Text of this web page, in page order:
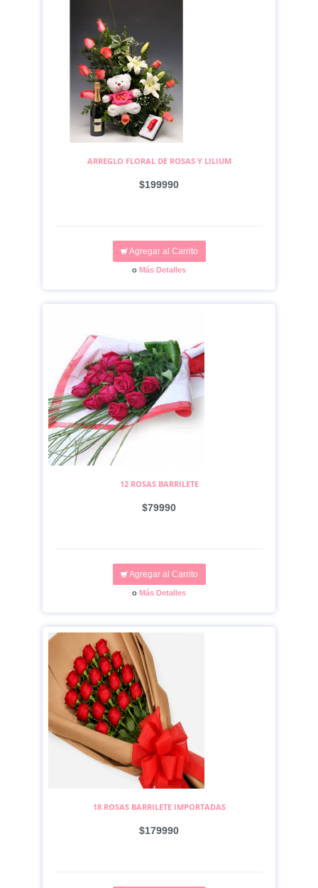
ARREGLO FLORAL DE ROSAS Y LILIUM
$199990
Agregar al Carrito
o Más Detalles
12 ROSAS BARRILETE
$79990
Agregar al Carrito
o Más Detalles
18 ROSAS BARRILETE IMPORTADAS
$179990